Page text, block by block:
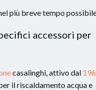
più breve tempo
accessori per
casalinghi, attivo dal
il riscaldamento acqua e